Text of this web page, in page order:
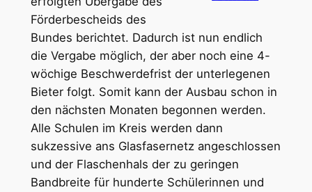
Förderbescheids des
Bundes berichtet. Dadurch ist nun endlich
die Vergabe möglich, der aber noch eine 4-
wöchige Beschwerdefrist der unterlegenen
Bieter folgt. Somit kann der Ausbau schon in
den nächsten Monaten begonnen werden.
Alle Schulen im Kreis werden dann
sukzessive ans Glasfasernetz angeschlossen
und der Flaschenhals der zu geringen
Bandbreite für hunderte Schülerinnen und